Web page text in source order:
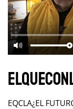
EQCLA¿EL